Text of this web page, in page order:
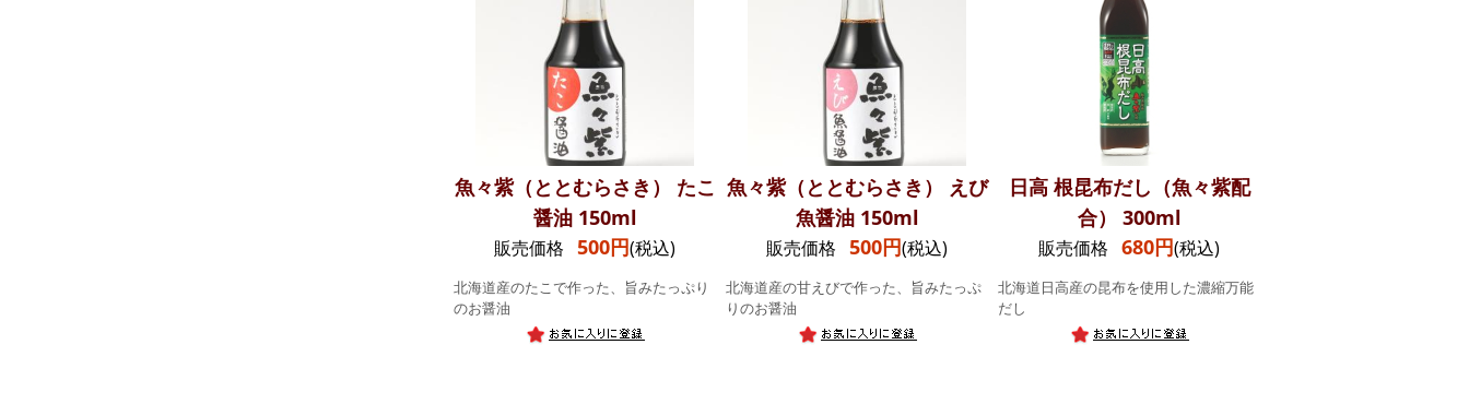
魚々紫（ととむらさき） たこ
醤油 150ml
販売価格 500円(税込)
北海道産のたこで作った、旨みたっぷり
のお醤油
魚々紫（ととむらさき） えび
魚醤油 150ml
販売価格 500円(税込)
北海道産の甘えびで作った、旨みたっぷ
りのお醤油
日高 根昆布だし（魚々紫配
合） 300ml
販売価格 680円(税込)
北海道日高産の昆布を使用した濃縮万能
だし